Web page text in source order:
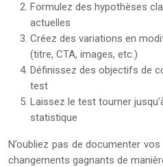
Formulez des hypothèses
actuelles
Créez des variations en
(titre, CTA, images, etc.)
Définissez des objectifs de
test
Laissez le test tourner
statistique
N’oubliez pas de documenter
changements gagnants de